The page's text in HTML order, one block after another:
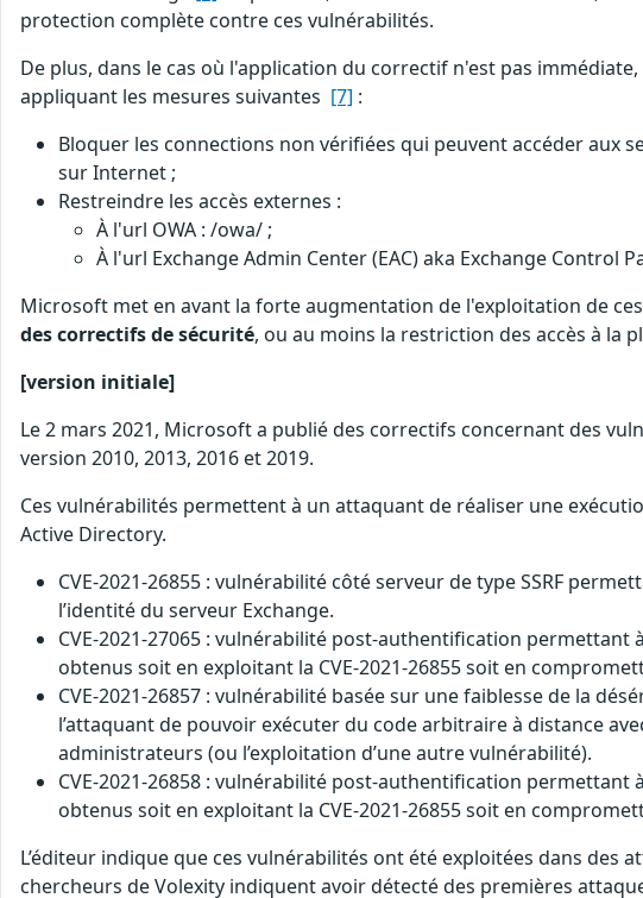
protection complète contre ces vulnérabilités.
De plus, dans le cas où l'application du correctif n'est pas
appliquant les mesures suivantes [7] :
Bloquer les connections non vérifiées qui peuvent accéder aux
sur Internet ;
Restreindre les accès externes :
À l'url OWA : /owa/ ;
À l'url Exchange Admin Center (EAC) aka Exchange Control
Microsoft met en avant la forte augmentation de l'exploitation de
des correctifs de sécurité, ou au moins la restriction des accès à la
[version initiale]
Le 2 mars 2021, Microsoft a publié des correctifs concernant des
version 2010, 2013, 2016 et 2019.
Ces vulnérabilités permettent à un attaquant de réaliser une
Active Directory.
CVE-2021-26855 : vulnérabilité côté serveur de type SSRF
l’identité du serveur Exchange.
CVE-2021-27065 : vulnérabilité post-authentification
obtenus soit en exploitant la CVE-2021-26855 soit en
CVE-2021-26857 : vulnérabilité basée sur une faiblesse de la
l’attaquant de pouvoir exécuter du code arbitraire à distance
administrateurs (ou l’exploitation d’une autre vulnérabilité).
CVE-2021-26858 : vulnérabilité post-authentification
obtenus soit en exploitant la CVE-2021-26855 soit en
L’éditeur indique que ces vulnérabilités ont été exploitées dans des
chercheurs de Volexity indiquent avoir détecté des premières